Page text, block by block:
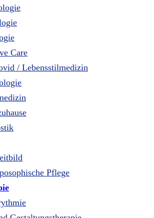
Care
/ Lebensstilmedizin
Pflege